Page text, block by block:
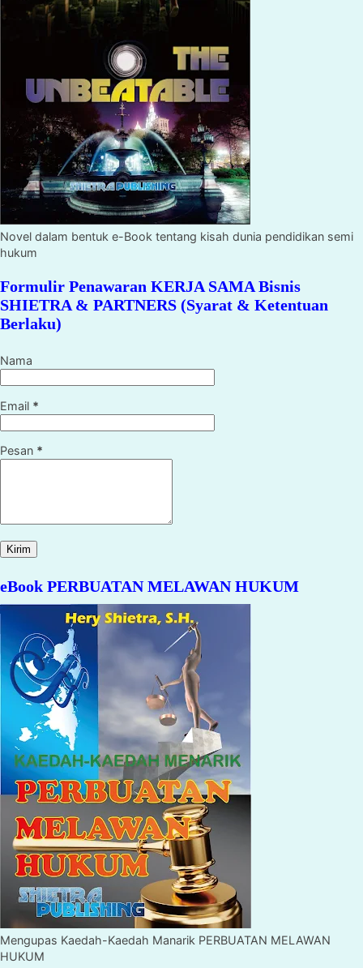
Novel dalam bentuk e-Book tentang kisah dunia pendidikan semi
hukum
Formulir Penawaran KERJA SAMA Bisnis
SHIETRA & PARTNERS (Syarat & Ketentuan
Berlaku)
Nama
Email *
Pesan *
eBook PERBUATAN MELAWAN HUKUM
Mengupas Kaedah-Kaedah Manarik PERBUATAN MELAWAN
HUKUM